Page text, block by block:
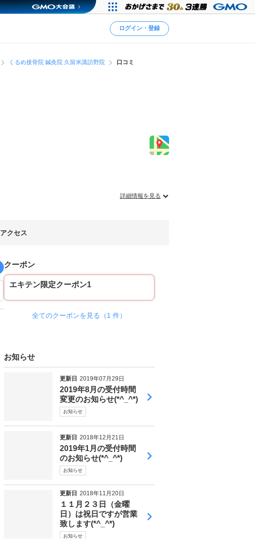
ログイン・登録
くるめ接骨院 鍼灸院 久留米諏訪野院 口コミ
詳細情報を見る
アクセス
クーポン
エキテン限定クーポン1
全てのクーポンを見る（1 件）
お知らせ
更新日 2019年07月29日
2019年8月の受付時間
変更のお知らせ(*^_^*)
お知らせ
更新日 2018年12月21日
2019年1月の受付時間
のお知らせ(*^_^*)
お知らせ
更新日 2018年11月20日
１１月２３日（金曜
日）は祝日ですが営業
致します(*^_^*)
お知らせ